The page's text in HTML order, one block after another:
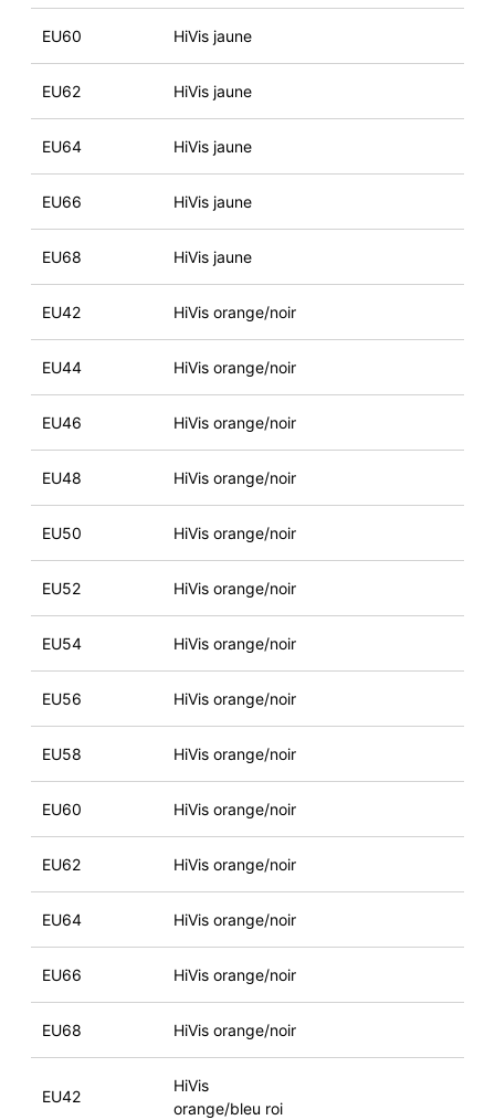
EU60 HiVis jaune
EU62 HiVis jaune
EU64 HiVis jaune
EU66 HiVis jaune
EU68 HiVis jaune
EU42 HiVis orange/noir
EU44 HiVis orange/noir
EU46 HiVis orange/noir
EU48 HiVis orange/noir
EU50 HiVis orange/noir
EU52 HiVis orange/noir
EU54 HiVis orange/noir
EU56 HiVis orange/noir
EU58 HiVis orange/noir
EU60 HiVis orange/noir
EU62 HiVis orange/noir
EU64 HiVis orange/noir
EU66 HiVis orange/noir
EU68 HiVis orange/noir
EU42
HiVis
orange/bleu roi